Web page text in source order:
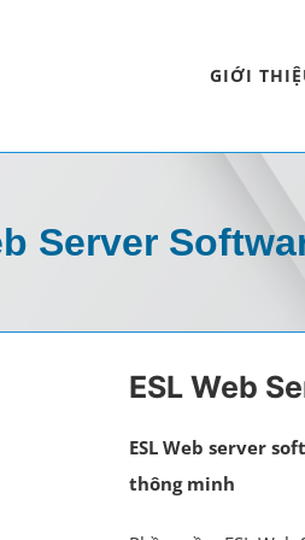
GIỚI
Server
ESL Web
ESL Web server
thông minh